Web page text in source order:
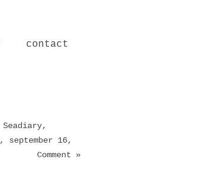
contact
Seadiary,
, september 16,
Comment »